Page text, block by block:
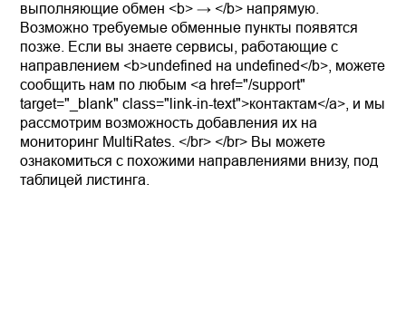
выполняющие обмен <b> → </b> напрямую.
Возможно требуемые обменные пункты появятся
позже. Если вы знаете сервисы, работающие с
направлением <b>undefined на undefined</b>, можете
сообщить нам по любым <a href="/support"
target="_blank" class="link-in-text">контактам</a>, и мы
рассмотрим возможность добавления их на
мониторинг MultiRates. </br> </br> Вы можете
ознакомиться с похожими направлениями внизу, под
таблицей листинга.